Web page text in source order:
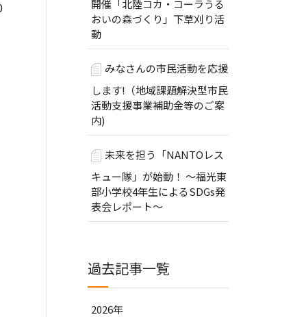
開催「北陸コカ・コーラうる
おいの森づくり」下草刈り活
動
みなさんの市民活動を応援
します!（地域課題解決型市民
活動支援事業補助金等のご案
内)
未来を担う「NANTOレス
キュー隊」が始動！ ～福光東
部小学校4年生によるSDGs発
表会レポート～
過去記事一覧
2026年